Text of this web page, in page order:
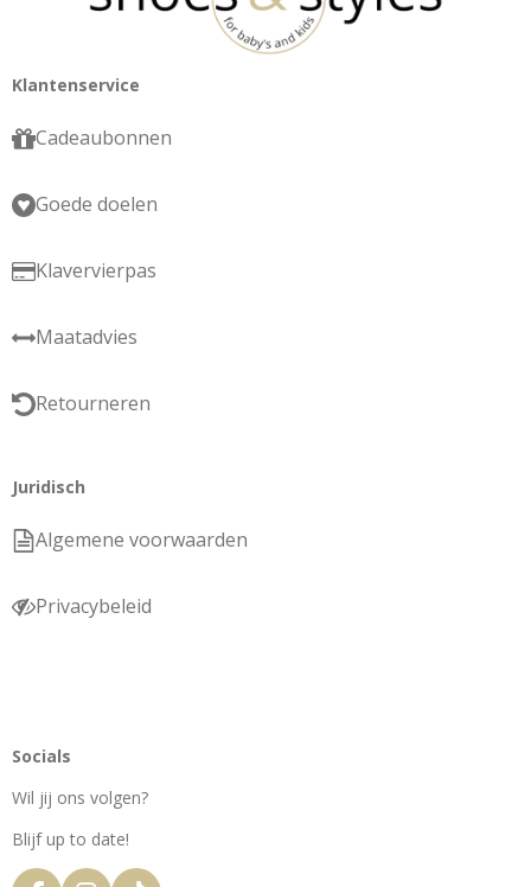
Klantenservice
Cadeaubonnen
Goede doelen
Klavervierpas
Maatadvies
Retourneren
Juridisch
Algemene voorwaarden
Privacybeleid
Socials
Wil jij ons volgen?
Blijf up to date!